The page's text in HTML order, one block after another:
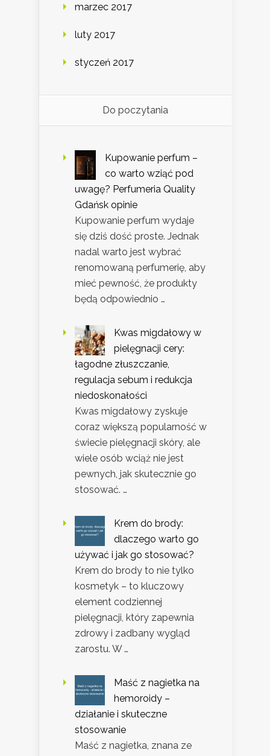
marzec 2017
luty 2017
styczeń 2017
Do poczytania
Kupowanie perfum –
co warto wziąć pod
uwagę? Perfumeria Quality
Gdańsk opinie
Kupowanie perfum wydaje
się dziś dość proste. Jednak
nadal warto jest wybrać
renomowaną perfumerię, aby
mieć pewność, że produkty
będą odpowiednio …
Kwas migdałowy w
pielęgnacji cery:
łagodne złuszczanie,
regulacja sebum i redukcja
niedoskonałości
Kwas migdałowy zyskuje
coraz większą popularność w
świecie pielęgnacji skóry, ale
wiele osób wciąż nie jest
pewnych, jak skutecznie go
stosować. …
Krem do brody:
dlaczego warto go
używać i jak go stosować?
Krem do brody to nie tylko
kosmetyk – to kluczowy
element codziennej
pielęgnacji, który zapewnia
zdrowy i zadbany wygląd
zarostu. W …
Maść z nagietka na
hemoroidy –
działanie i skuteczne
stosowanie
Maść z nagietka, znana ze